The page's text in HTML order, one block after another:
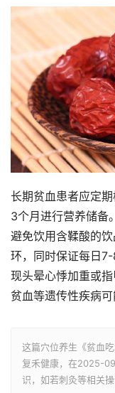
长期贫血患者应定
3个月进行营养储备
避免饮用含鞣酸的
环，同时保证每日
现头晕心悸加重或
贫血等遗传性疾病可
这篇穴位养生《贫血
复禾健康，在2025-
识，如若刺灸等相关操